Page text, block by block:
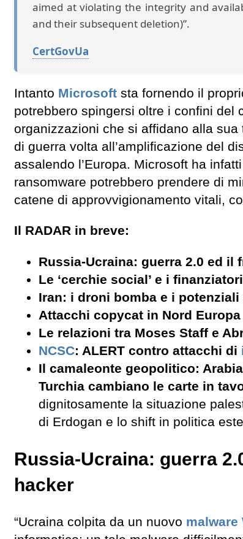
aimed at violating the integrity and
and their subsequent deletion)”.
CertGovUa
Intanto Microsoft sta fornendo il
potrebbero spingersi oltre i confini del
organizzazioni che si affidano alla
di guerra volta all’amplificazione del
assalendo l’Europa. Microsoft ha
ransomware potrebbero prendere di
catene di approvvigionamento vitali,
Il RADAR in breve:
Russia-Ucraina: guerra 2.0 ed
Le ‘cerchie social’ e i
Iran: i droni bomba e i
Attacchi copycat in Nord
Le relazioni tra Moses Staff e
NCSC: ALERT contro attacchi di
Il camaleonte geopolitico:
Turchia cambiano le carte in
dignitosamente la situazione
di Erdogan e lo shift in politica
Russia-Ucraina: guerra
hacker
“Ucraina colpita da un nuovo malware